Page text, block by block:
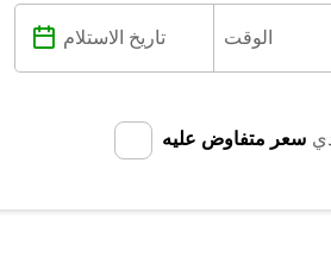
سعر متفاوض عليه